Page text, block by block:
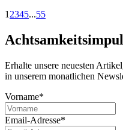
1 2345...55
Erhalte unsere neuesten
in unserem monatlichen
Vorname*
Email-Adresse*